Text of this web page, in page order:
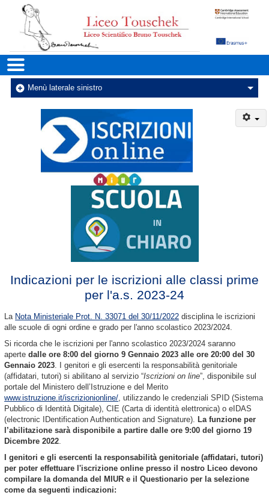
Liceo Scientifico Statale Bruno
Menu principale
Menu
Menù laterale sinistro
Indicazioni per le iscrizioni alle classi prime
per l'a.s. 2023-24
La Nota Ministeriale Prot. N. 33071 del 30/11/2022 disciplina le iscrizioni
alle scuole di ogni ordine e grado per l'anno scolastico 2023/2024.
Si ricorda che le iscrizioni per l'anno scolastico 2023/2024 saranno
apertedalle ore 8:00 del giorno 9 Gennaio 2023 alle ore 20:00 del 30
Gennaio 2023 . I genitori e gli esercenti la responsabilità genitoriale
(affidatari, tutori) si abilitano al servizio “Iscrizioni on line”, disponibile sul
portale del Ministero dell’Istruzione e del Merito
www.istruzione.it/iscrizionionline/ , utilizzando le credenziali SPID (Sistema
Pubblico di Identità Digitale), CIE (Carta di identità elettronica) o eIDAS
(electronic IDentification Authentication and Signature).
La funzione per
l’abilitazione sarà disponibile a partire dalle ore 9:00 del giorno 19
Dicembre 2022
I genitori e gli esercenti la responsabilità genitoriale (affidatari, tutori)
per poter effettuare l'iscrizione online presso il nostro Liceo devono
compilare la domanda del MIUR e il Questionario per la selezione
come da seguenti indicazioni: